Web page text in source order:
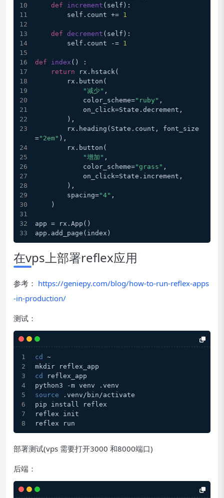
def
increment ( self ):
        self.count +=
1
def decrement ( self ):
        self.count -=
1
def index () :
return rx.hstack(
        rx.button(
"减少" ,
            color_scheme=
"ruby" ,
            on_click=State.decrement,
        ),
="2em" ),
        rx.button(
"增加" ,
            color_scheme=
"grass" ,
            on_click=State.increment,
        ),
        spacing=
"4" ,
    )
app = rx.App()
app.add_page(index)
在vps上部署reflex应用
参考： https://geniepy.com/blog/how-to-run-reflex-apps
-in-production/
测试：
cd
~
mkdir reflex_app
cd
reflex_app
python3 -m venv .venv
source .venv/bin/activate
pip install reflex
reflex init
reflex run
部署测试(vps 需要打开3000 和8000端口)
后端：